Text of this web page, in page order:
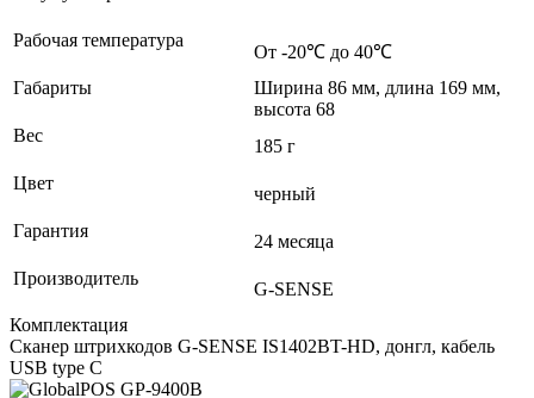
Рабочая температура
От -20℃ до 40℃
Габариты
Ширина 86 мм, длина 169 мм,
высота 68
Вес
185 г
Цвет
черный
Гарантия
24 месяца
Производитель
G-SENSE
Комплектация
Сканер штрихкодов G-SENSE IS1402BT-HD, донгл, кабель
USB type C